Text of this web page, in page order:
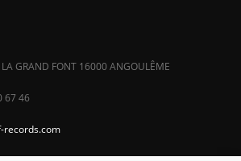
GRAND FONT 16000 ANGOULÊME
67 46
records.com